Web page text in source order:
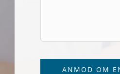
ANMOD OM